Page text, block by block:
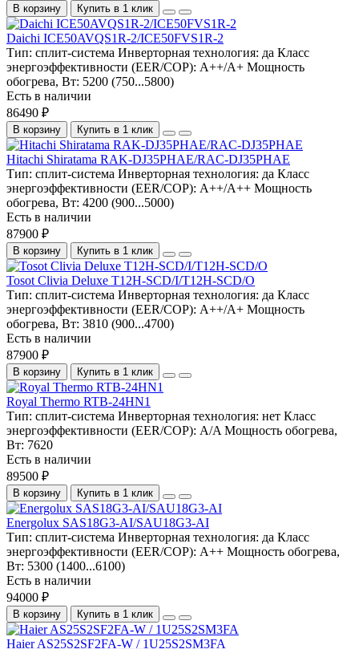
В корзину Купить в 1 клик
Daichi ICE50AVQS1R-2/ICE50FVS1R-2
Тип: сплит-система Инверторная технология: да Класс
энергоэффективности (EER/COP): A++/A+ Мощность
обогрева, Вт: 5200 (750...5800)
Есть в наличии
86490 ₽
В корзину Купить в 1 клик
Hitachi Shiratama RAK-DJ35PHAE/RAC-DJ35PHAE
Тип: сплит-система Инверторная технология: да Класс
энергоэффективности (EER/COP): A++/A++ Мощность
обогрева, Вт: 4200 (900...5000)
Есть в наличии
87900 ₽
В корзину Купить в 1 клик
Tosot Clivia Deluxe T12H-SCD/I/T12H-SCD/O
Тип: сплит-система Инверторная технология: да Класс
энергоэффективности (EER/COP): A++/A+ Мощность
обогрева, Вт: 3810 (900...4700)
Есть в наличии
87900 ₽
В корзину Купить в 1 клик
Royal Thermo RTB-24HN1
Тип: сплит-система Инверторная технология: нет Класс
энергоэффективности (EER/COP): A/A Мощность обогрева,
Вт: 7620
Есть в наличии
89500 ₽
В корзину Купить в 1 клик
Energolux SAS18G3-AI/SAU18G3-AI
Тип: сплит-система Инверторная технология: да Класс
энергоэффективности (EER/COP): A++ Мощность обогрева,
Вт: 5300 (1400...6100)
Есть в наличии
94000 ₽
В корзину Купить в 1 клик
Haier AS25S2SF2FA-W / 1U25S2SM3FA